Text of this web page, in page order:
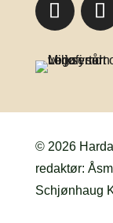
© 2026
redaktør:
Schjønhaug